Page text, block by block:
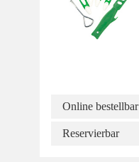
Online bestellbar
Reservierbar